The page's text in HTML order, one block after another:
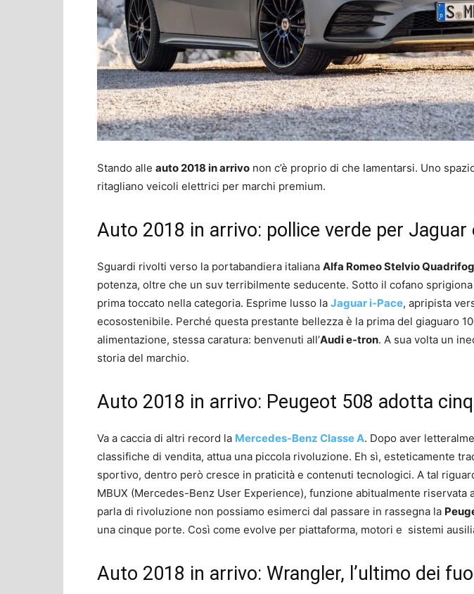
Stando alle auto 2018 in arrivo non c’è proprio di che lamentarsi. Uno
ritagliano veicoli elettrici per marchi premium.
Auto 2018 in arrivo: pollice verde per Jaguar
Sguardi rivolti verso la portabandiera italiana Alfa Romeo Stelvio
potenza, oltre che un suv terribilmente seducente. Sotto il cofano sprigiona
prima toccato nella categoria. Esprime lusso la Jaguar i-Pace, apripista
ecosostenibile. Perché questa prestante bellezza è la prima del giaguaro
alimentazione, stessa caratura: benvenuti all’Audi e-tron. A sua volta un
storia del marchio.
Auto 2018 in arrivo: Peugeot 508 adotta
Va a caccia di altri record la Mercedes-Benz Classe A. Dopo aver
classifiche di vendita, attua una piccola rivoluzione. Eh sì, esteticamente
sportivo, dentro però cresce in praticità e contenuti tecnologici. A tal
MBUX (Mercedes-Benz User Experience), funzione abitualmente riservata
parla di rivoluzione non possiamo esimerci dal passare in rassegna la
una cinque porte. Così come evolve per piattaforma, motori e sistemi
Auto 2018 in arrivo: Wrangler, l’ultimo dei